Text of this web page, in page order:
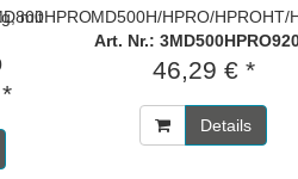
mit
MD500H/HPRO/HPROHT/
Art. Nr.:
46,29 € *
Details